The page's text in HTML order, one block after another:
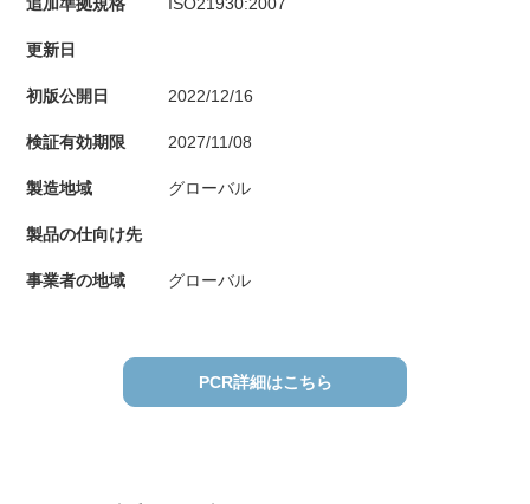
更新日
初版公開日 2022/12/16
検証有効期限 2027/11/08
製造地域 グローバル
製品の仕向け先
事業者の地域 グローバル
PCR詳細はこちら